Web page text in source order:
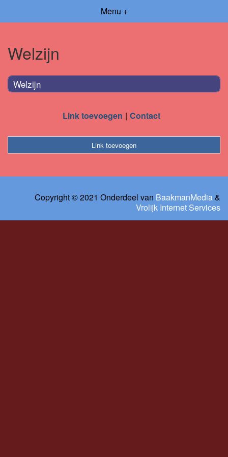
Menu +
Welzijn
Welzijn
Link toevoegen Contact
Link toevoegen
Copyright © 2021 Onderdeel van BaakmanMedia&
Vrolijk Internet Services